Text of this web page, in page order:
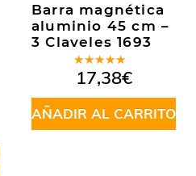
Barra magnética
aluminio 45 cm –
3 Claveles 1693
Valorado
en5.00de
5
17,38€
AÑADIR AL CARRITO